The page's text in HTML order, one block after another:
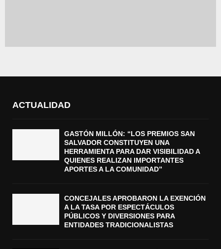
ACTUALIDAD
GASTÓN MILLÓN: “LOS PREMIOS SAN
SALVADOR CONSTITUYEN UNA
HERRAMIENTA PARA DAR VISIBILIDAD A
QUIENES REALIZAN IMPORTANTES
APORTES A LA COMUNIDAD”
CONCEJALES APROBARON LA EXENCIÓN
A LA TASA POR ESPECTÁCULOS
PÚBLICOS Y DIVERSIONES PARA
ENTIDADES TRADICIONALISTAS